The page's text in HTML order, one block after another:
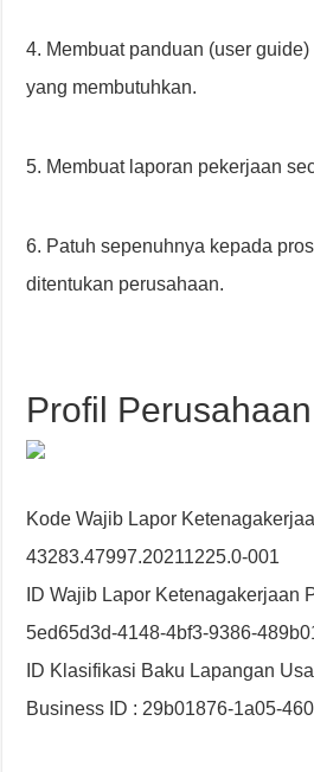
4. Membuat panduan (user
yang membutuhkan.
5. Membuat laporan pekerjaan
6. Patuh sepenuhnya kepada
ditentukan perusahaan.
Profil Perusahaan
Kode Wajib Lapor
43283.47997.20211225.0-001
ID Wajib Lapor Ketenagakerjaan
5ed65d3d-4148-4bf3-9386-
ID Klasifikasi Baku Lapangan
Business ID : 29b01876-1a05-